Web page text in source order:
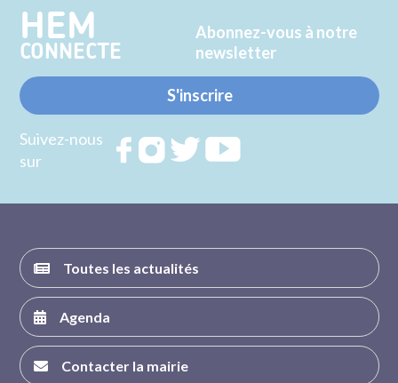
HEM
CONNECTE
Abonnez-vous à notre
newsletter
S'inscrire
Suivez-nous
sur
RejoignezRejoignezRejoignez
Toutes les actualités
Agenda
Contacter la mairie